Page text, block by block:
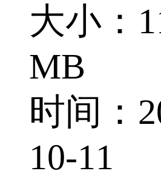
大小：
MB
时间：
10-11